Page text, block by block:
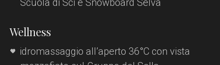
Ambiente
Scuola di Sci e Snowboard Selva
Wellness
idromassaggio all’aperto 36°C con vista